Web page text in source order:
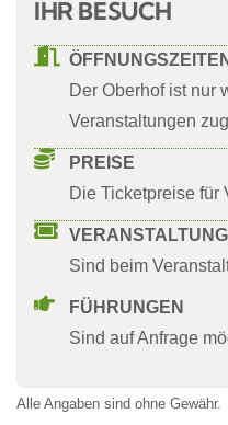
IHR BESUCH
ÖFFNUNGSZEITEN
Der Oberhof ist nur
Veranstaltungen
PREISE
Die Ticketpreise für
Sind beim
FÜHRUNGEN
Sind auf Anfrage
Alle Angaben sind ohne Gewähr.